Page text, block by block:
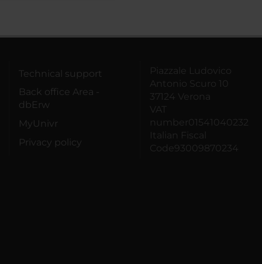
Technical support
Back office Area -
dbErw
MyUnivr
Privacy policy
Piazzale Ludovico
Antonio Scuro 10
37124 Verona
VAT
number01541040232
Italian Fiscal
Code93009870234